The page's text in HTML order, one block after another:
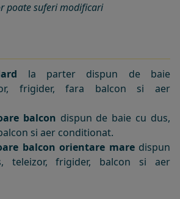
poate suferi modificari
la parter dispun de baie
frigider, fara balcon si aer
balcon dispun de baie cu dus,
si aer conditionat.
balcon orientare mare dispun
teleizor, frigider, balcon si aer